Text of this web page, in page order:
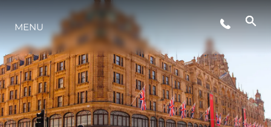
ÉVÉNEMENTS
STYLE DE VIE
L'INNOVATION
MENU